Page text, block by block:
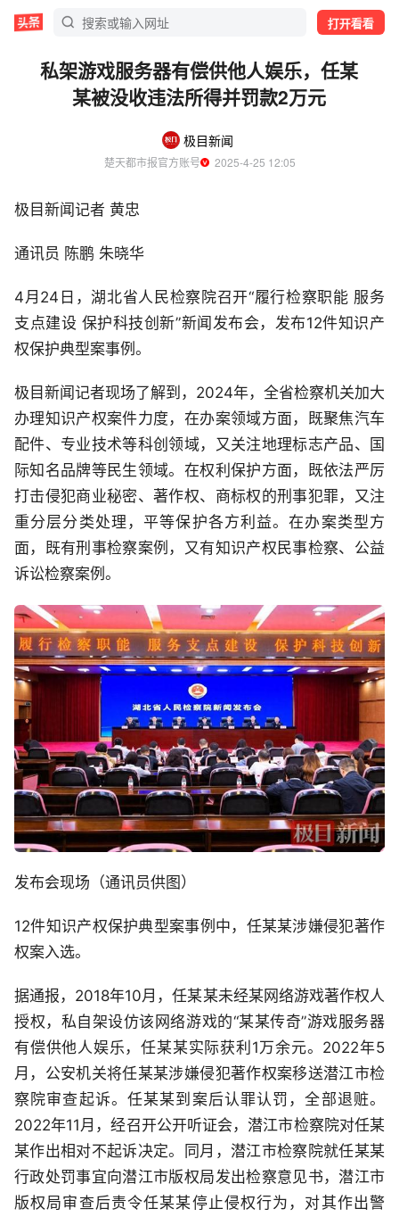
打开看看
私架游戏服务器有偿供他人娱乐，任某
某被没收违法所得并罚款2万元
极目新闻
楚天都市报官方账号
  2025-4-25 12:05
极目新闻记者 黄忠
通讯员 陈鹏 朱晓华
4月24日，湖北省人民检察院召开“履行检察职能 服务
支点建设 保护科技创新”新闻发布会，发布12件知识产
权保护典型案事例。
极目新闻记者现场了解到，2024年，全省检察机关加大
办理知识产权案件力度，在办案领域方面，既聚焦汽车
配件、专业技术等科创领域，又关注地理标志产品、国
际知名品牌等民生领域。在权利保护方面，既依法严厉
打击侵犯商业秘密、著作权、商标权的刑事犯罪，又注
重分层分类处理，平等保护各方利益。在办案类型方
面，既有刑事检察案例，又有知识产权民事检察、公益
诉讼检察案例。
发布会现场（通讯员供图）
12件知识产权保护典型案事例中，任某某涉嫌侵犯著作
权案入选。
据通报，2018年10月，任某某未经某网络游戏著作权人
授权，私自架设仿该网络游戏的“某某传奇”游戏服务器
有偿供他人娱乐，任某某实际获利1万余元。2022年5
月，公安机关将任某某涉嫌侵犯著作权案移送潜江市检
察院审查起诉。任某某到案后认罪认罚，全部退赃。
2022年11月，经召开公开听证会，潜江市检察院对任某
某作出相对不起诉决定。同月，潜江市检察院就任某某
行政处罚事宜向潜江市版权局发出检察意见书，潜江市
版权局审查后责令任某某停止侵权行为，对其作出警